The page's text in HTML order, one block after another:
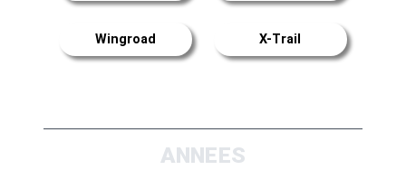
Wingroad X-Trail
ANNEES